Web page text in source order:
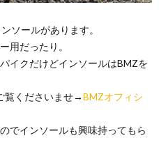
ソールがあります。
用だったり。
イクだけどインソールはBMZを
覧くださいませ→BMZオフィシ
でインソールも興味持ってもら